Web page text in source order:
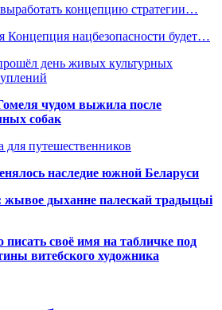
концепцию стратегии…
Концепция нацбезопасности будет…
день живых культурных
чудом выжила после
собак
путешественников
наследие южной Беларуси
дыханне палескай традыцыі
писать своё имя на табличке под
витебского художника